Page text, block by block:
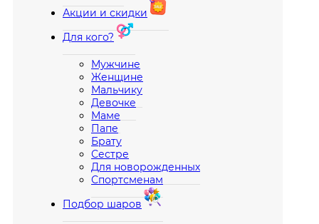
Акции и скидки
Для кого?
Мужчине
Женщине
Мальчику
Девочке
Маме
Папе
Брату
Сестре
Для новорожденных
Спортсменам
Подбор шаров